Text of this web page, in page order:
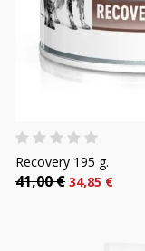
Recovery 195 g.
41,00 € 34,85 €